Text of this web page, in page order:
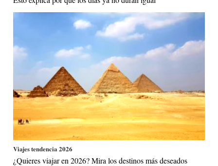
Viajes tendencia 2026
¿Quieres viajar en 2026? Mira los destinos más deseados